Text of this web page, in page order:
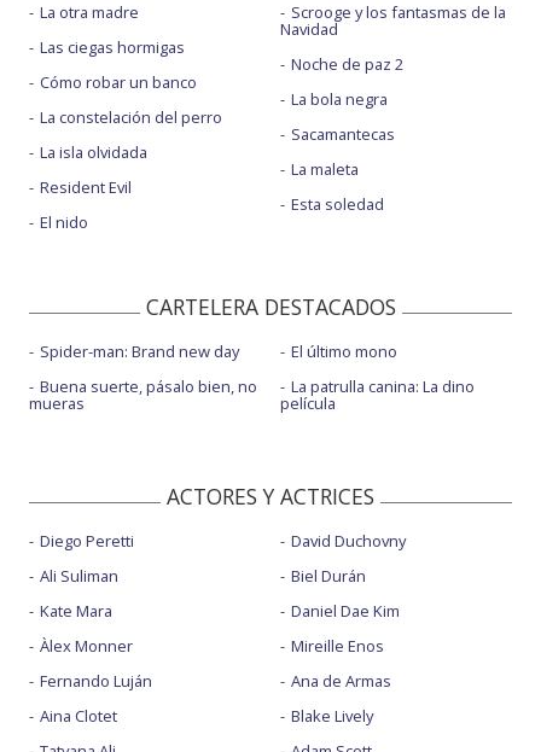
La otra madre
Las ciegas hormigas
Cómo robar un banco
La constelación del perro
La isla olvidada
Resident Evil
El nido
Scrooge y los fantasmas de la
Navidad
Noche de paz 2
La bola negra
Sacamantecas
La maleta
Esta soledad
CARTELERA DESTACADOS
Spider-man: Brand new day
Buena suerte, pásalo bien, no
mueras
El último mono
La patrulla canina: La dino
película
ACTORES Y ACTRICES
Diego Peretti
Ali Suliman
Kate Mara
Àlex Monner
Fernando Luján
Aina Clotet
David Duchovny
Biel Durán
Daniel Dae Kim
Mireille Enos
Ana de Armas
Blake Lively